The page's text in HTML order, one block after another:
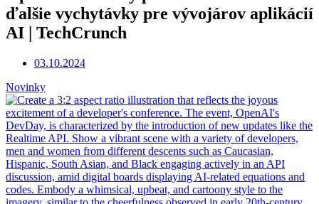
ďalšie vychytávky pre vývojárov aplikácií
AI | TechCrunch
03.10.2024
Novinky